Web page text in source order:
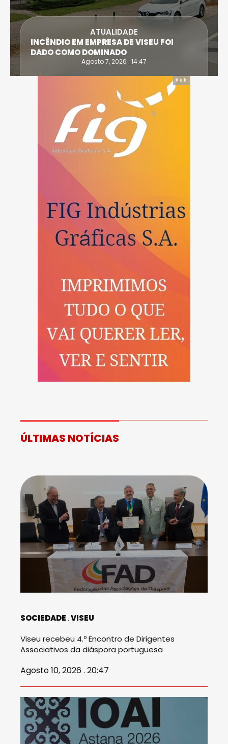
BOMBEIROS COMBATEM FOGO NO
PARQUE INDUSTRIAL DE COIMBRÕES
(VISEU)
Agosto 7, 2026 . 14:12
Pub
ÚLTIMAS NOTÍCIAS
SOCIEDADE VISEU
Viseu recebeu 4.º Encontro de Dirigentes
Associativos da diáspora portuguesa
Agosto 10, 2026 . 20:47